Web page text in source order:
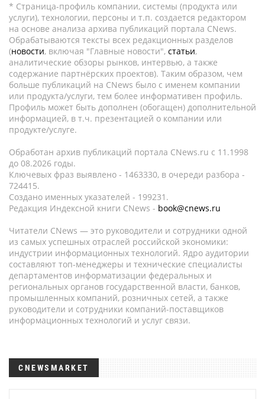
* Страница-профиль компании, системы (продукта или
услуги), технологии, персоны и т.п. создается редактором
на основе анализа архива публикаций портала CNews.
Обрабатываются тексты всех редакционных разделов
(новости, включая "Главные новости", статьи,
аналитические обзоры рынков, интервью, а также
содержание партнёрских проектов). Таким образом, чем
больше публикаций на CNews было с именем компании
или продукта/услуги, тем более информативен профиль.
Профиль может быть дополнен (обогащен) дополнительной
информацией, в т.ч. презентацией о компании или
продукте/услуге.
Обработан архив публикаций портала CNews.ru c 11.1998
до 08.2026 годы.
Ключевых фраз выявлено - 1463330, в очереди разбора -
724415.
Создано именных указателей - 199231.
Редакция Индексной книги CNews - book@cnews.ru
Читатели CNews — это руководители и сотрудники одной
из самых успешных отраслей российской экономики:
индустрии информационных технологий. Ядро аудитории
составляют топ-менеджеры и технические специалисты
департаментов информатизации федеральных и
региональных органов государственной власти, банков,
промышленных компаний, розничных сетей, а также
руководители и сотрудники компаний-поставщиков
информационных технологий и услуг связи.
CNEWSMARKET